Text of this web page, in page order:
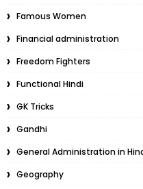
Famous Women
Financial administration
Freedom Fighters
Functional Hindi
GK Tricks
Gandhi
General Administration in
Geography